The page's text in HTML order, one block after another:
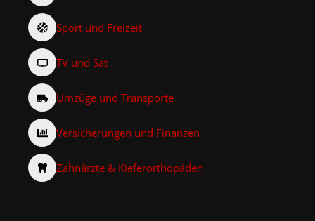
Sport und Freizeit
TV und Sat
Umzüge und Transporte
Versicherungen und Finanzen
Zahnärzte & Kieferorthopäden